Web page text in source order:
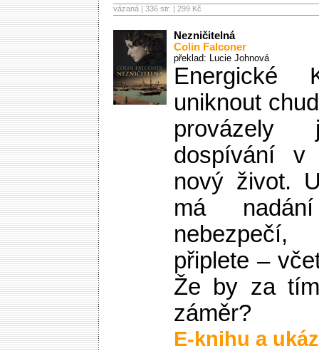
vázaná | 336 str. | 299 Kč
Nezničitelná
Colin Falconer
překlad: Lucie Johnová
Energické
uniknout
dospívání
nový život.
má
připlete –
Že by za
záměr?
E-knihu a